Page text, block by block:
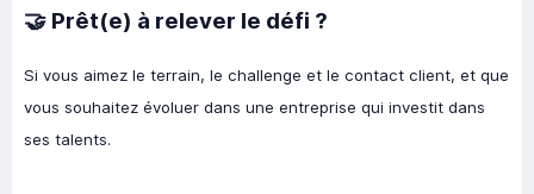
🤝 Prêt(e) à relever le défi ?
Si vous aimez le terrain, le challenge et le contact client, et que
vous souhaitez évoluer dans une entreprise qui investit dans
ses talents.